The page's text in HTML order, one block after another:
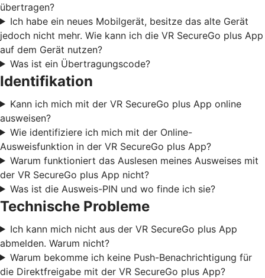
übertragen?
Ich habe ein neues Mobilgerät, besitze das alte Gerät
jedoch nicht mehr. Wie kann ich die VR SecureGo plus App
auf dem Gerät nutzen?
Was ist ein Übertragungscode?
Identifikation
Kann ich mich mit der VR SecureGo plus App online
ausweisen?
Wie identifiziere ich mich mit der Online-
Ausweisfunktion in der VR SecureGo plus App?
Warum funktioniert das Auslesen meines Ausweises mit
der VR SecureGo plus App nicht?
Was ist die Ausweis-PIN und wo finde ich sie?
Technische Probleme
Ich kann mich nicht aus der VR SecureGo plus App
abmelden. Warum nicht?
Warum bekomme ich keine Push-Benachrichtigung für
die Direktfreigabe mit der VR SecureGo plus App?